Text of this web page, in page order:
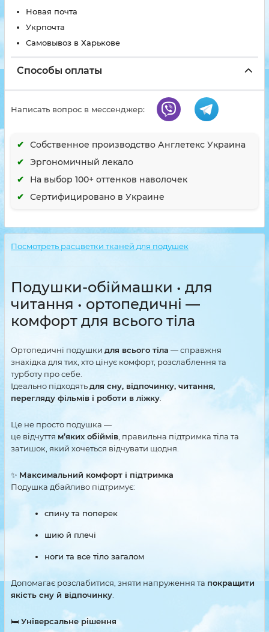
Новая почта
Укрпочта
Самовывоз в Харькове
Способы оплаты
Написать вопрос в мессенджер:
Собственное производство Англетекс Украина
Эргономичный лекало
На выбор 100+ оттенков наволочек
Сертифицировано в Украине
Посмотреть расцветки тканей для подушек
Подушки-обіймашки • для
читання • ортопедичні —
комфорт для всього тіла
Ортопедичні подушки для всього тіла — справжня
знахідка для тих, хто цінує комфорт, розслаблення та
турботу про себе.
Ідеально підходятьдля сну, відпочинку, читання,
перегляду фільмів і роботи в ліжку
Це не просто подушка —
це відчуття м’яких обіймів , правильна підтримка тіла та
затишок, який хочеться відчувати щодня.
✨ Максимальний комфорт і підтримка
Подушка дбайливо підтримує:
спину та поперек
шию й плечі
ноги та все тіло загалом
Допомагає розслабитися, зняти напруження та покращити
якість сну й відпочинку
🛏 Універсальне рішення